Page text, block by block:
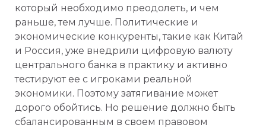
который необходимо преодолеть, и чем
раньше, тем лучше. Политические и
экономические конкуренты, такие как Китай
и Россия, уже внедрили цифровую валюту
центрального банка в практику и активно
тестируют ее с игроками реальной
экономики. Поэтому затягивание может
дорого обойтись. Но решение должно быть
сбалансированным в своем правовом